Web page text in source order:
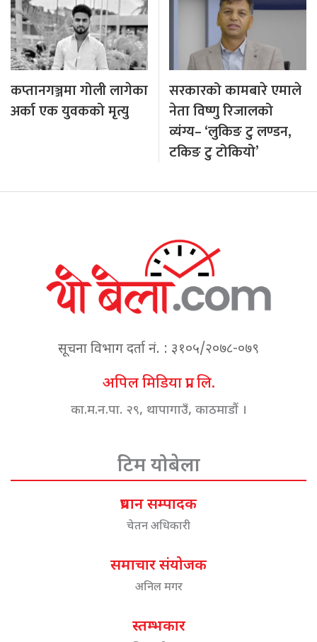
कप्तानगञ्जमा गोली लागेका
अर्का एक युवकको मृत्यु
सरकारको कामबारे एमाले
नेता विष्णु रिजालको
व्यंग्य– ‘लुकिङ टु लण्डन,
टकिङ टु टोकियो’
सूचना विभाग दर्ता नं. : ३१०५/२०७८-०७९
अपिल मिडिया प्रा. लि.
का.म.न.पा. २९, थापागाउँ, काठमाडौं ।
टिम योबेला
प्रधान सम्पादक
चेतन अधिकारी
समाचार संयोजक
अनिल मगर
स्तम्भकार